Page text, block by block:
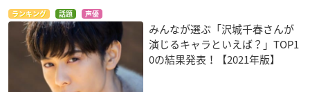
ランキング 話題 声優
みんなが選ぶ「沢城千春さんが
演じるキャラといえば？」TOP1
0の結果発表！【2021年版】